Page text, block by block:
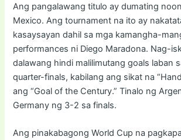
Ang pangalawang titulo ay dumating
Mexico. Ang tournament na ito ay
kasaysayan dahil sa mga kamangha-
performances ni Diego Maradona. Nag-
dalawang hindi malilimutang goals laban
quarter-finals, kabilang ang sikat na
ang “Goal of the Century.” Tinalo ng
Germany ng 3-2 sa finals.
Ang pinakabagong World Cup na